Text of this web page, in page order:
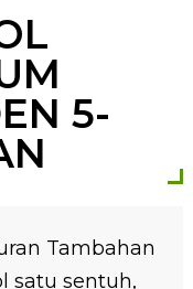
5-
Tambahan
satu sentuh,